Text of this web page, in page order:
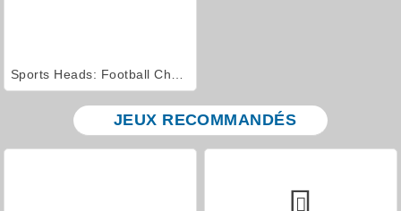
JEUX RECOMMANDÉS